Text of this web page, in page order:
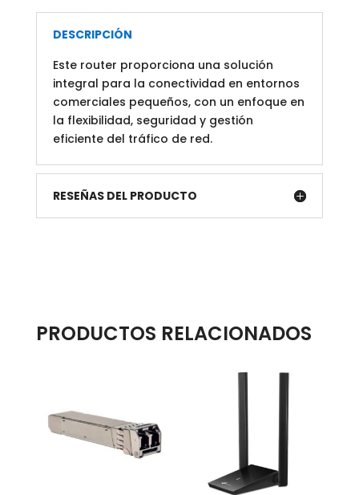
DESCRIPCIÓN
Este router proporciona una solución
integral para la conectividad en entornos
comerciales pequeños, con un enfoque en
la flexibilidad, seguridad y gestión
eficiente del tráfico de red.
RESEÑAS DEL PRODUCTO
PRODUCTOS RELACIONADOS